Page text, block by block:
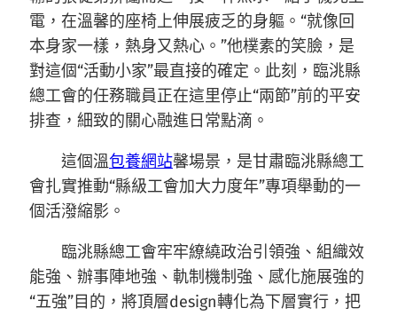
電，在溫馨的座椅上伸展疲乏的身軀。“就像回
本身家一樣，熱身又熱心。”他樸素的笑臉，是
對這個“活動小家”最直接的確定。此刻，臨洮縣
總工會的任務職員正在這里停止“兩節”前的平安
排查，細致的關心融進日常點滴。
這個溫包養網站馨場景，是甘肅臨洮縣總工
會扎實推動“縣級工會加大力度年”專項舉動的一
個活潑縮影。
臨洮縣總工會牢牢繚繞政治引領強、組織效
能強、辦事陣地強、軌制機制強、感化施展強的
“五強”目的，將頂層design轉化為下層實行，把